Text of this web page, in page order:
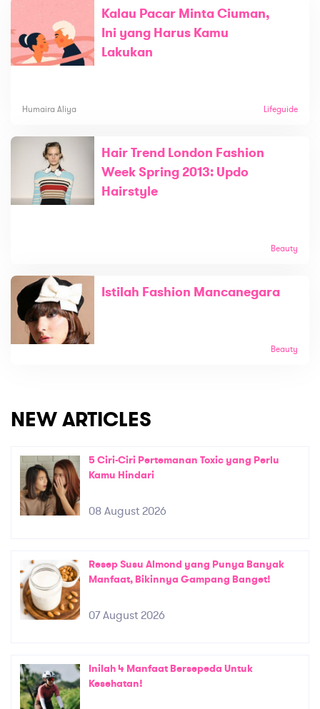
Kalau Pacar Minta Ciuman,
Ini yang Harus Kamu
Lakukan
Humaira Aliya Lifeguide
Hair Trend London Fashion
Week Spring 2013: Updo
Hairstyle
Beauty
Istilah Fashion Mancanegara
Beauty
NEW ARTICLES
5 Ciri-Ciri Pertemanan Toxic yang Perlu
Kamu Hindari
08 August 2026
Resep Susu Almond yang Punya Banyak
Manfaat, Bikinnya Gampang Banget!
07 August 2026
Inilah 4 Manfaat Bersepeda Untuk
Kesehatan!